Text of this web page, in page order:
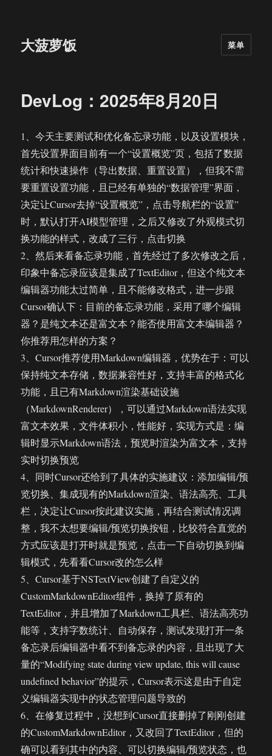
大菠萝饭 菜单
DevLog：2025年8月20日
1、今天主要测试和优化备忘录功能，以及设置模块，
首先设置界面目前有一个“设置概览”页，包括了数据
统计和快速操作（导出数据、重置设置），但我不需
要重置设置功能，且已经有单独的“数据管理”界面，
决定让Cursor去掉“设置概览”，点击导航栏的“设置”
时，默认打开AI模型管理，之后又修改了外观模式切
换功能的样式，改成了三行，点击切换
2、然后来看备忘录功能，首先经过了多次修改之后，
印象中备忘录应该是集成了TextEditor，但这个纯文本
编辑器功能太过简单，且不能修改格式，进一步跟
Cursor确认下：目前的备忘录功能，采用了哪个编辑
器？是纯文本还是富文本？能否使用富文本编辑器？
你推荐用怎样的方案？
3、Cursor推荐使用Markdown编辑器，优势在于：可以
保持纯文本存储，数据兼容性好，支持丰富的格式化
功能，且已有Markdown渲染基础设施
（MarkdownRenderer），可以通过Markdown语法实现
富文本效果，文件体积小，性能好，实现方式是：编
辑时显示Markdown语法，预览时渲染为富文本，支持
实时切换预览
4、同时Cursor还给到了具体的实施建议：添加编辑/预
览切换、集成现有的Markdown渲染、语法高亮、工具
栏，决定让Cursor按此建议实施，再结合测试情况调
整，我不太想要编辑/预览切换按钮，比较符合直觉的
方式应该是打开时就是预览，点击一下自动切换到编
辑模式，先看看Cursor改的怎么样
5、Cursor基于NSTextView创建了自定义的
CustomMarkdownEditor组件，换掉了原有的
TextEditor，并且增加了Markdown工具栏、语法高亮功
能等，支持字数统计、自动保存，测试发现打开一条
备忘录后编辑器中看不到备忘录的内容，且出现了大
量的“Modifying state during view update, this will cause
undefined behavior”的提示，Cursor表示这是由于自定
义编辑器实现中的状态管理问题导致的
6、在修复过程中，没想到Cursor直接删掉了刚刚创建
的CustomMarkdownEditor，又改回了TextEditor，但的
确可以看到其中的内容、可以切换编辑/预览状态，也